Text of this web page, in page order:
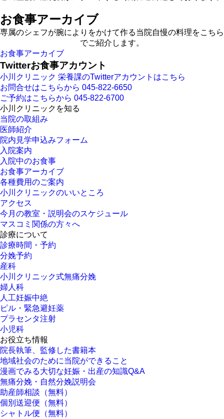
お食事アーカイブ
専属のシェフが腕によりをかけて作る当院自慢の料理をこちら
でご紹介します。
お食事アーカイブ
Twitterお食事アカウント
小川クリニック 栄養課のTwitterアカウントはこちら
お問合せはこちらから 045-822-6650
ご予約はこちらから 045-822-6700
小川クリニックを知る
当院の取組み
医師紹介
院内見学申込みフォーム
入院案内
入院中のお食事
お食事アーカイブ
各種費用のご案内
小川クリニックのいいところ
アクセス
今月の教室・説明会のスケジュール
マスコミ関係の方々へ
診療について
診療時間・予約
分娩予約
産科
小川クリニック式無痛分娩
婦人科
人工妊娠中絶
ピル・緊急避妊薬
プラセンタ注射
小児科
お役立ち情報
院長執筆、監修した書籍本
地域社会のために当院ができること
漫画でみる大切な妊娠・出産の知識Q&A
無痛分娩・自然分娩説明会
助産師相談（無料）
個別送迎便（無料）
シャトル便（無料）